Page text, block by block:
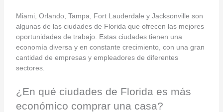
Miami, Orlando, Tampa, Fort Lauderdale y Jacksonville son
algunas de las ciudades de Florida que ofrecen las mejores
oportunidades de trabajo. Estas ciudades tienen una
economía diversa y en constante crecimiento, con una gran
cantidad de empresas y empleadores de diferentes
sectores.
¿En qué ciudades de Florida es más
económico comprar una casa?